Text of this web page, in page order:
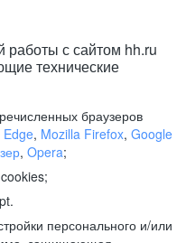
работы с сайтом hh.ru
технические
браузеров
Edge, Mozilla Firefox, Google
, Opera;
персонального и/или